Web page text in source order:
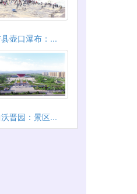
壶口瀑布：...
晋园：景区...